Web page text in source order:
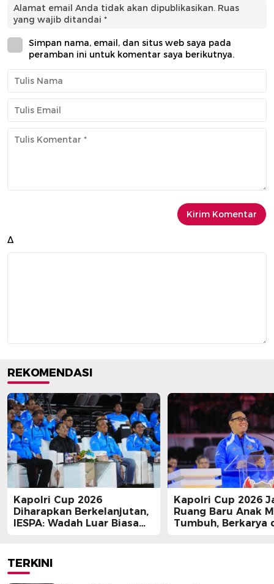
Alamat email Anda tidak akan dipublikasikan. Ruas
yang wajib ditandai *
Simpan nama, email, dan situs web saya pada
peramban ini untuk komentar saya berikutnya.
Δ
REKOMENDASI
Kapolri Cup 2026
Diharapkan Berkelanjutan,
IESPA: Wadah Luar Biasa
Kapolri Cup 2026
Ruang Baru Anak
Tumbuh, Berkarya
TERKINI